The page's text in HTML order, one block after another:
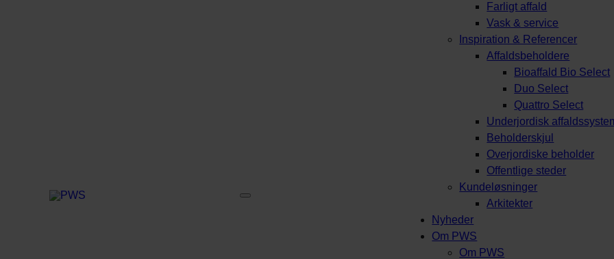
Farligt affald
Vask & service
Inspiration & Referencer
Affaldsbeholdere
Bioaffald Bio Select
Duo Select
Quattro Select
Underjordisk
Beholderskjul
Overjordiske beholder
Offentlige steder
Kundeløsninger
Arkitekter
Nyheder
Om PWS
Om PWS